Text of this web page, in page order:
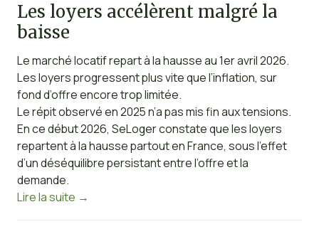
Les loyers accélèrent malgré la
baisse
Le marché locatif repart à la hausse au 1er avril 2026.
Les loyers progressent plus vite que l’inflation, sur
fond d’offre encore trop limitée.
Le répit observé en 2025 n’a pas mis fin aux tensions.
En ce début 2026, SeLoger constate que les loyers
repartent à la hausse partout en France, sous l’effet
d’un déséquilibre persistant entre l’offre et la
demande.
Lire la suite →